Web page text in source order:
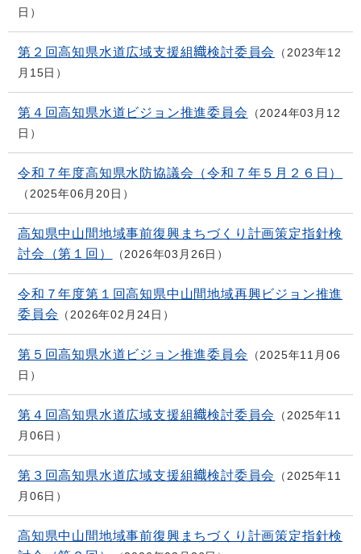
日
第２回高知県水道広域支援組織検討委員会
2023年12
月15日
第４回高知県水道ビジョン推進委員会
2024年03月12
日
令和７年度高知県水防協議会（令和７年５月２６日）
2025年06月20日
高知県中山間地域事前復興まちづくり計画策定指針検
討会（第１回）
2026年03月26日
令和７年度第１回高知県中山間地域再興ビジョン推進
委員会
2026年02月24日
第５回高知県水道ビジョン推進委員会
2025年11月06
日
第４回高知県水道広域支援組織検討委員会
2025年11
月06日
第３回高知県水道広域支援組織検討委員会
2025年11
月06日
高知県中山間地域事前復興まちづくり計画策定指針検